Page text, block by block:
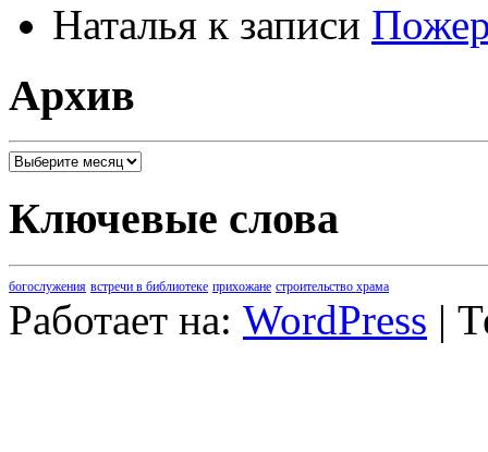
Наталья к записи
Архив
Архив
Ключевые слова
богослужения встречи в библиотеке прихожане строительство храма
Работает на: WordPress |